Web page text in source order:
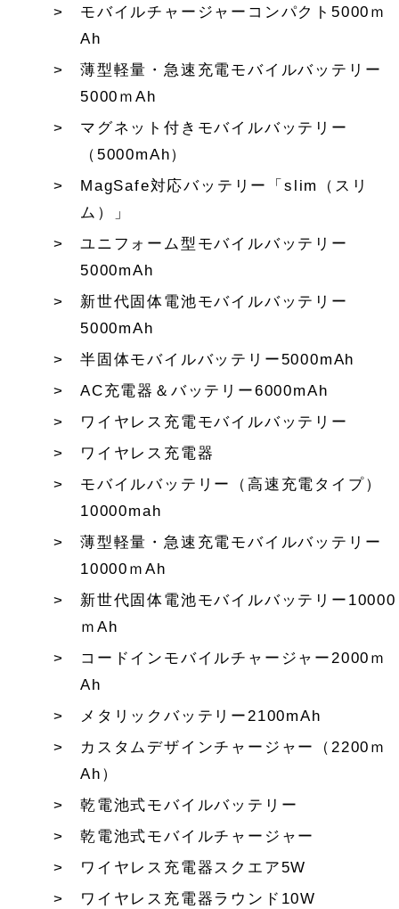
モバイルチャージャーコンパクト5000ｍ
Ah
薄型軽量・急速充電モバイルバッテリー
5000ｍAh
マグネット付きモバイルバッテリー
（5000mAh）
MagSafe対応バッテリー「slim（スリ
ム）」
ユニフォーム型モバイルバッテリー
5000mAh
新世代固体電池モバイルバッテリー
5000mAh
半固体モバイルバッテリー5000mAh
AC充電器＆バッテリー6000mAh
ワイヤレス充電モバイルバッテリー
ワイヤレス充電器
モバイルバッテリー（高速充電タイプ）
10000mah
薄型軽量・急速充電モバイルバッテリー
10000ｍAh
新世代固体電池モバイルバッテリー10000
ｍAh
コードインモバイルチャージャー2000ｍ
Ah
メタリックバッテリー2100mAh
カスタムデザインチャージャー（2200ｍ
Ah）
乾電池式モバイルバッテリー
乾電池式モバイルチャージャー
ワイヤレス充電器スクエア5W
ワイヤレス充電器ラウンド10W